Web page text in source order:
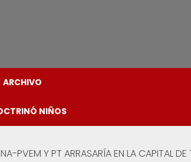
ARCHIVO
NIÑOS
PVEM Y PT ARRASARÍA EN LA CAPITAL